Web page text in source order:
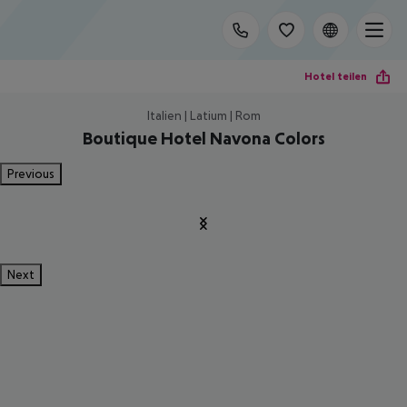
Hotel teilen
Italien | Latium | Rom
Boutique Hotel Navona Colors
Previous
Next